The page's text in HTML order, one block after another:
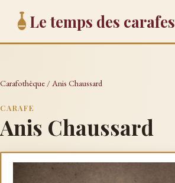
Le temps des carafes
Carafothèque /Anis Chaussard
CARAFE
Anis Chaussard